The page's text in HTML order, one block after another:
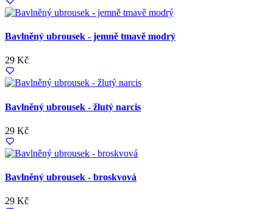
Bavlněný ubrousek - jemně tmavě modrý
29 Kč
Bavlněný ubrousek - žlutý narcis
29 Kč
Bavlněný ubrousek - broskvová
29 Kč